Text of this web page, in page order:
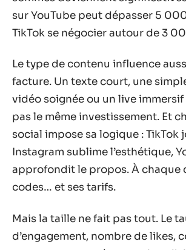
sur YouTube peut dépasser 5
TikTok se négocier autour de 3
Le type de contenu influence
facture. Un texte court, une
vidéo soignée ou un live
pas le même investissement. Et
social impose sa logique : TikTok
Instagram sublime l’esthétique,
approfondit le propos. À chaque
codes… et ses tarifs.
Mais la taille ne fait pas tout. Le
d’engagement, nombre de likes,